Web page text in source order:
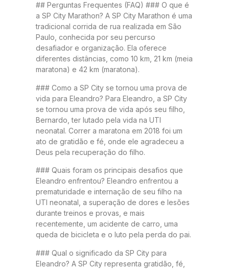
## Perguntas Frequentes (FAQ) ### O que é
a SP City Marathon? A SP City Marathon é uma
tradicional corrida de rua realizada em São
Paulo, conhecida por seu percurso
desafiador e organização. Ela oferece
diferentes distâncias, como 10 km, 21 km (meia
maratona) e 42 km (maratona).
### Como a SP City se tornou uma prova de
vida para Eleandro? Para Eleandro, a SP City
se tornou uma prova de vida após seu filho,
Bernardo, ter lutado pela vida na UTI
neonatal. Correr a maratona em 2018 foi um
ato de gratidão e fé, onde ele agradeceu a
Deus pela recuperação do filho.
### Quais foram os principais desafios que
Eleandro enfrentou? Eleandro enfrentou a
prematuridade e internação de seu filho na
UTI neonatal, a superação de dores e lesões
durante treinos e provas, e mais
recentemente, um acidente de carro, uma
queda de bicicleta e o luto pela perda do pai.
### Qual o significado da SP City para
Eleandro? A SP City representa gratidão, fé,